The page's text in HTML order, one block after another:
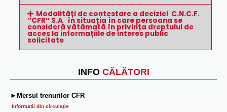
INFO CĂLĂTORI
►Mersul trenurilor CFR
Informatii din circulaţie
Modalități de contestare a deciziei C.N.C.F.
’’CFR’’ S.A în situația în care persoana se
consideră vătămată în privința dreptului de
acces la informațiile de interes public
solicitate